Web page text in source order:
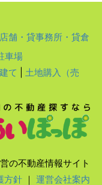
舗・貸事務所・貸倉
車場
て
土地購入（売
の不動産情報サイト
方針 ｜ 運営会社案内